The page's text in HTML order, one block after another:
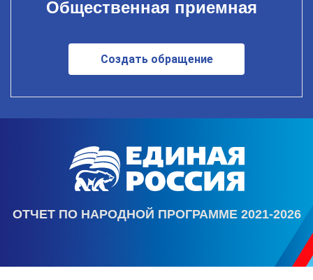
Общественная приемная
Создать обращение
ОТЧЕТ ПО НАРОДНОЙ ПРОГРАММЕ 2021-2026